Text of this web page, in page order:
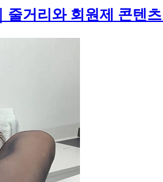
거리와 회원제 콘텐